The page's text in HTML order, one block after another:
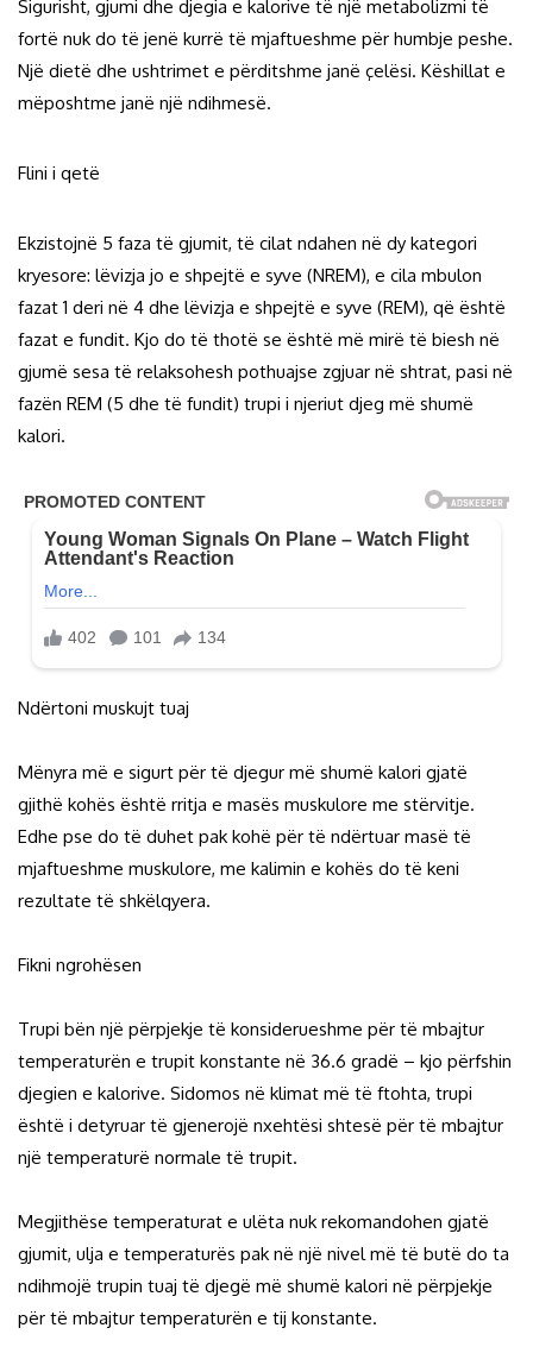
Sigurisht, gjumi dhe djegia e kalorive të një metabolizmi të
fortë nuk do të jenë kurrë të mjaftueshme për humbje peshe.
Një dietë dhe ushtrimet e përditshme janë çelësi. Këshillat e
mëposhtme janë një ndihmesë.
Flini i qetë
Ekzistojnë 5 faza të gjumit, të cilat ndahen në dy kategori
kryesore: lëvizja jo e shpejtë e syve (NREM), e cila mbulon
fazat 1 deri në 4 dhe lëvizja e shpejtë e syve (REM), që është
fazat e fundit. Kjo do të thotë se është më mirë të biesh në
gjumë sesa të relaksohesh pothuajse zgjuar në shtrat, pasi në
fazën REM (5 dhe të fundit) trupi i njeriut djeg më shumë
kalori.
Ndërtoni muskujt tuaj
Mënyra më e sigurt për të djegur më shumë kalori gjatë
gjithë kohës është rritja e masës muskulore me stërvitje.
Edhe pse do të duhet pak kohë për të ndërtuar masë të
mjaftueshme muskulore, me kalimin e kohës do të keni
rezultate të shkëlqyera.
Fikni ngrohësen
Trupi bën një përpjekje të konsiderueshme për të mbajtur
temperaturën e trupit konstante në 36.6 gradë – kjo përfshin
djegien e kalorive. Sidomos në klimat më të ftohta, trupi
është i detyruar të gjenerojë nxehtësi shtesë për të mbajtur
një temperaturë normale të trupit.
Megjithëse temperaturat e ulëta nuk rekomandohen gjatë
gjumit, ulja e temperaturës pak në një nivel më të butë do ta
ndihmojë trupin tuaj të djegë më shumë kalori në përpjekje
për të mbajtur temperaturën e tij konstante.